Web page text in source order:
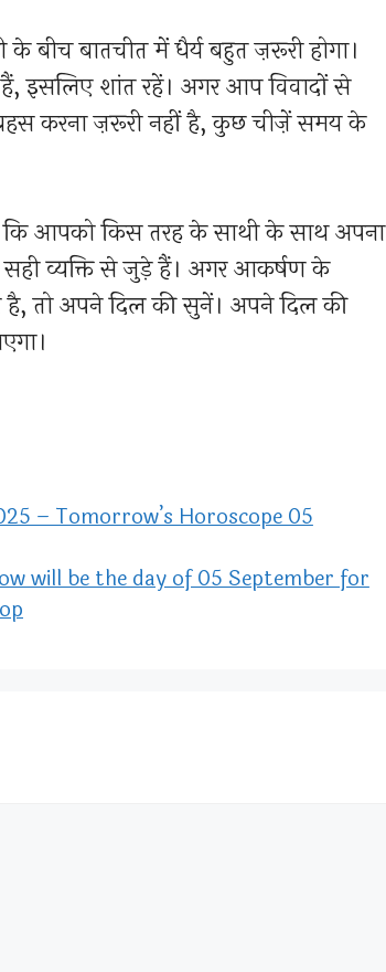
बातचीत में धैर्य बहुत ज़रूरी होगा।
इसलिए शांत रहें। अगर आप विवादों से
करना ज़रूरी नहीं है, कुछ चीज़ें समय के
आपको किस तरह के साथी के साथ अपना
व्यक्ति से जुड़े हैं। अगर आकर्षण के
तो अपने दिल की सुनें। अपने दिल की
– Tomorrow’s Horoscope 05
will be the day of 05 September for